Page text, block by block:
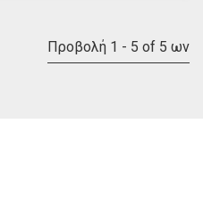
Προβολή 1 - 5 of 5 ων